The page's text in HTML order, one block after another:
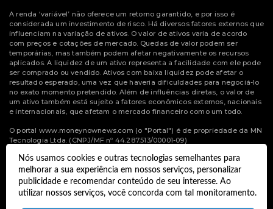
Nós usamos cookies e outras tecnologias semelhantes para
melhorar a sua experiência em nossos serviços, personalizar
publicidade e recomendar conteúdo de seu interesse. Ao
utilizar nossos serviços, você concorda com tal monitoramento.
A renda ‘variável’ não oferece um retorno garantido, e por isso é
considerada um investimento de risco. Há diversos fatores externos que
influenciam na variação de ativos. O valor de ativos varia de acordo
com preços e cotações de mercado. Quedas de valor podem ser
temporárias, mas também podem afetar negativamente os recursos
aplicados. A liquidez de um ativo representa a facilidade com ele pode
ser comprado ou vendido. Ativos com baixa liquidez pode afetar o
resultado esperado, uma vez que haveria dificuldades para negociá-lo
no exato momento pretendido. Além de influências diretas, o valor de
um ativo também está sujeito a fatores econômicos externos, nacionais
e internacionais, que afetam o mercado financeiro como um todo.
O portal www.moneynownews.com (o "Portal") é de propriedade da MN
Tecnologia Ltda. (CNPJ/MF nº 44.287.513/00001-09)
© Copyright 2022 Money Now News.
Todos os direitos reservados.
Desenvolvido por